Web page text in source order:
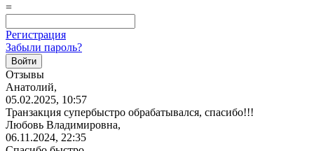
=
Регистрация
Забыли пароль?
Отзывы
Анатолий,
05.02.2025, 10:57
Транзакция супербыстро обрабатывался, спасибо!!!
Любовь Владимировна,
06.11.2024, 22:35